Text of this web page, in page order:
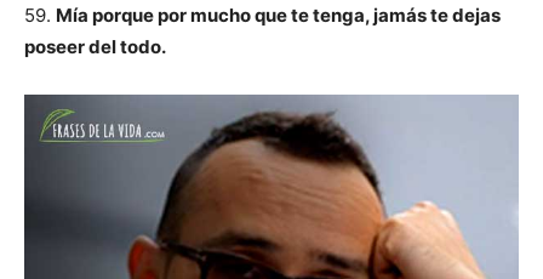
59. Mía porque por mucho que te tenga, jamás te dejas
poseer del todo.